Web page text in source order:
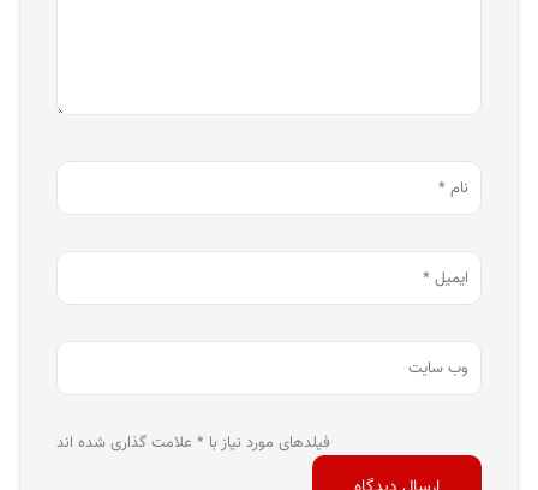
فیلدهای مورد نیاز با * علامت گذاری شده اند